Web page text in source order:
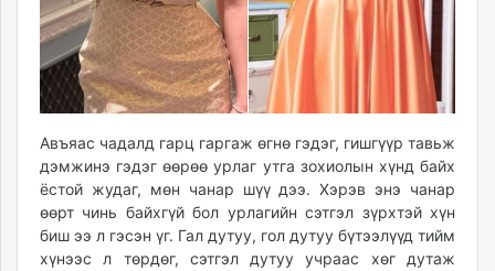
Авъяас чадалд гарц гаргаж өгнө гэдэг, гишгүүр тавьж
дэмжинэ гэдэг өөрөө урлаг утга зохиолын хүнд байх
ёстой жудаг, мөн чанар шүү дээ. Хэрэв энэ чанар
өөрт чинь байхгүй бол урлагийн сэтгэл зүрхтэй хүн
биш ээ л гэсэн үг. Гал дутуу, гол дутуу бүтээлүүд тийм
хүнээс л төрдөг, сэтгэл дутуу учраас хөг дутаж